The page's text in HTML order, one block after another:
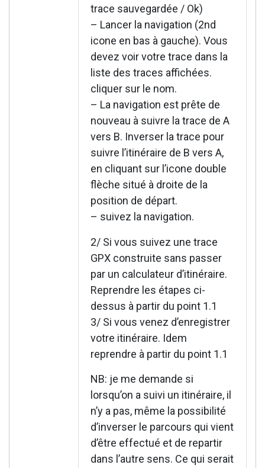
trace sauvegardée / Ok)
– Lancer la navigation (2nd
icone en bas à gauche). Vous
devez voir votre trace dans la
liste des traces affichées.
cliquer sur le nom.
– La navigation est prête de
nouveau à suivre la trace de A
vers B. Inverser la trace pour
suivre l’itinéraire de B vers A,
en cliquant sur l’icone double
flèche situé à droite de la
position de départ.
– suivez la navigation.
2/ Si vous suivez une trace
GPX construite sans passer
par un calculateur d’itinéraire.
Reprendre les étapes ci-
dessus à partir du point 1.1
3/ Si vous venez d’enregistrer
votre itinéraire. Idem
reprendre à partir du point 1.1
NB: je me demande si
lorsqu’on a suivi un itinéraire, il
n’y a pas, même la possibilité
d’inverser le parcours qui vient
d’être effectué et de repartir
dans l’autre sens. Ce qui serait